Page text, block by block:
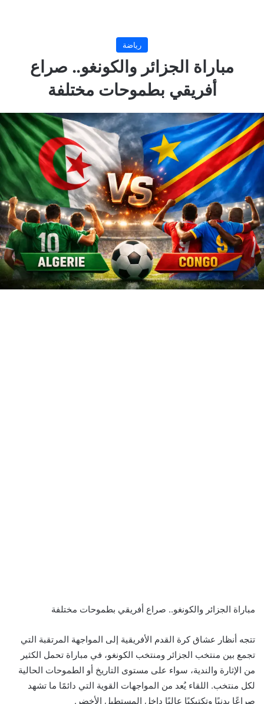
رياضة
مباراة الجزائر والكونغو.. صراع
أفريقي بطموحات مختلفة
مباراة الجزائر والكونغو.. صراع أفريقي بطموحات مختلفة
تتجه أنظار عشاق كرة القدم الأفريقية إلى المواجهة المرتقبة التي
تجمع بين منتخب الجزائر ومنتخب الكونغو، في مباراة تحمل الكثير
من الإثارة والندية، سواء على مستوى التاريخ أو الطموحات الحالية
لكل منتخب. اللقاء يُعد من المواجهات القوية التي دائمًا ما تشهد
صراعًا بدنيًا وتكتيكيًا عاليًا داخل المستطيل الأخضر.